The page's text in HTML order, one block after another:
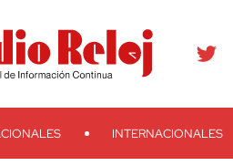
RSS Search
INTERNACIONALES